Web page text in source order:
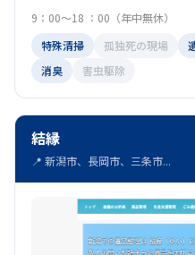
9：00～18 ：00（年中無休）
特殊清掃
孤独死の現場
消臭
害虫駆除
結縁
📍 新潟市、長岡市、三条市...